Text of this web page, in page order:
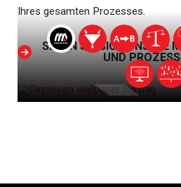
Ihres gesamten Prozesses.
SEHEN SIE SICH UNSERE
UND